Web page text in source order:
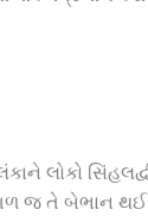
લોકો
જ તે બેભાન થઈ